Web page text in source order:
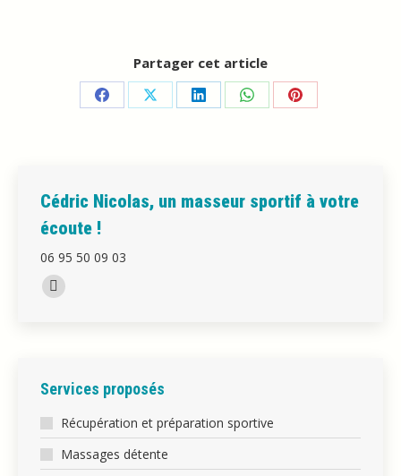
Partager cet article
PartagerPartagerPartagerPartagerPartager
Cédric Nicolas, un masseur sportif à votre
écoute !
06 95 50 09 03
Trouvez nous sur :
La
dans
nouvelle
fenêtre
Services proposés
Récupération et préparation sportive
Massages détente